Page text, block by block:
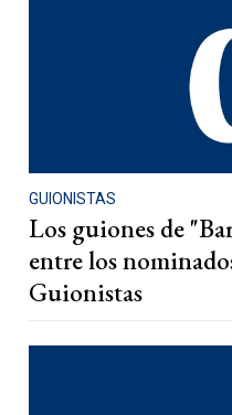
GUIONISTAS
Los guiones de
entre los
Guionistas